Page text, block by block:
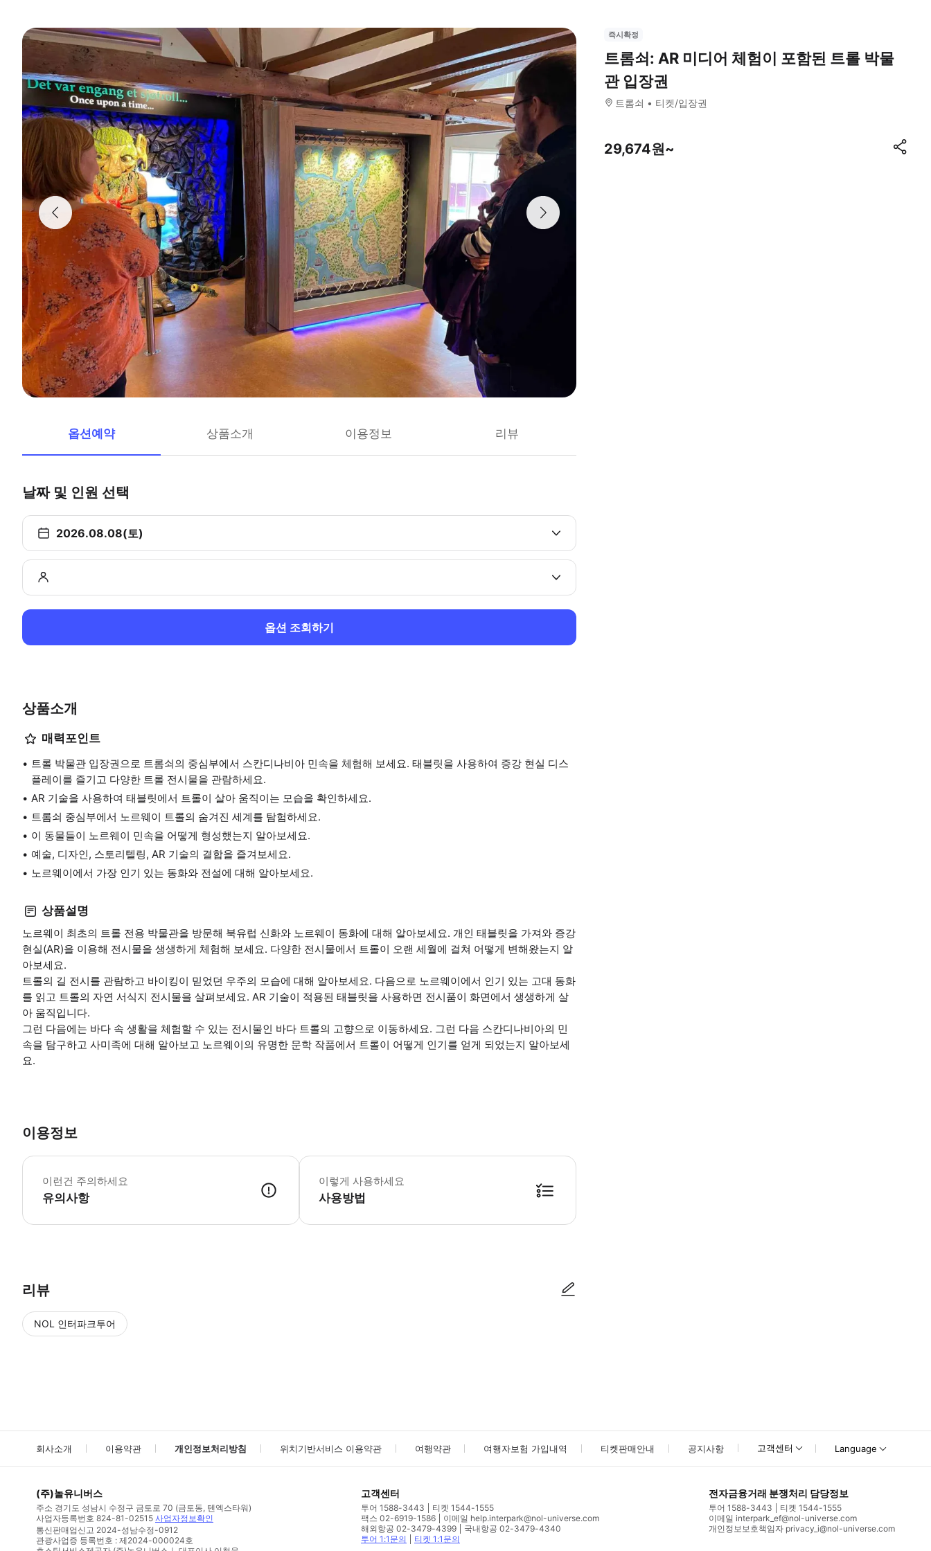
옵션예약 상품소개 이용정보 리뷰
날짜 및 인원 선택
2026.08.08(토)
옵션 조회하기
상품소개
매력포인트
트롤 박물관 입장권으로 트롬쇠의 중심부에서 스칸디나비아 민속을 체험해 보세요. 태블릿을 사용하여 증강 현실 디스
플레이를 즐기고 다양한 트롤 전시물을 관람하세요.
AR 기술을 사용하여 태블릿에서 트롤이 살아 움직이는 모습을 확인하세요.
트롬쇠 중심부에서 노르웨이 트롤의 숨겨진 세계를 탐험하세요.
이 동물들이 노르웨이 민속을 어떻게 형성했는지 알아보세요.
예술, 디자인, 스토리텔링, AR 기술의 결합을 즐겨보세요.
노르웨이에서 가장 인기 있는 동화와 전설에 대해 알아보세요.
상품설명
노르웨이 최초의 트롤 전용 박물관을 방문해 북유럽 신화와 노르웨이 동화에 대해 알아보세요. 개인 태블릿을 가져와 증강
현실(AR)을 이용해 전시물을 생생하게 체험해 보세요. 다양한 전시물에서 트롤이 오랜 세월에 걸쳐 어떻게 변해왔는지 알
아보세요.
트롤의 길 전시를 관람하고 바이킹이 믿었던 우주의 모습에 대해 알아보세요. 다음으로 노르웨이에서 인기 있는 고대 동화
를 읽고 트롤의 자연 서식지 전시물을 살펴보세요. AR 기술이 적용된 태블릿을 사용하면 전시품이 화면에서 생생하게 살
아 움직입니다.
그런 다음에는 바다 속 생활을 체험할 수 있는 전시물인 바다 트롤의 고향으로 이동하세요. 그런 다음 스칸디나비아의 민
속을 탐구하고 사미족에 대해 알아보고 노르웨이의 유명한 문학 작품에서 트롤이 어떻게 인기를 얻게 되었는지 알아보세
요.
이용정보
이런건 주의하세요
유의사항
어린이는 반드시 성인과 동반해야 합니다. 폐장 30분 전에는 입장할 수 없습니다.
이렇게 사용하세요
사용방법
리뷰
NOL 인터파크투어
즉시확정
트롬쇠: AR 미디어 체험이 포함된 트롤 박물
관 입장권
트롬쇠 티켓/입장권
29,674원~
회사소개 이용약관 개인정보처리방침 위치기반서비스 이용약관 여행약관 여행자보험 가입내역 티켓판매안내 공지사항 고객센터 Language
(주)놀유니버스
주소 경기도 성남시 수정구 금토로 70 (금토동, 텐엑스타워)
사업자등록번호 824-81-02515 사업자정보확인
통신판매업신고 2024-성남수정-0912
관광사업증 등록번호 : 제2024-000024호
고객센터
투어 1588-3443
티켓 1544-1555
팩스 02-6919-1586
이메일 help.interpark@nol-universe.com
해외항공 02-3479-4399
국내항공 02-3479-4340
투어 1:1문의
티켓 1:1문의
전자금융거래 분쟁처리 담당정보
투어 1588-3443
티켓 1544-1555
이메일 interpark_ef@nol-universe.com
개인정보보호책임자 privacy_i@nol-universe.com